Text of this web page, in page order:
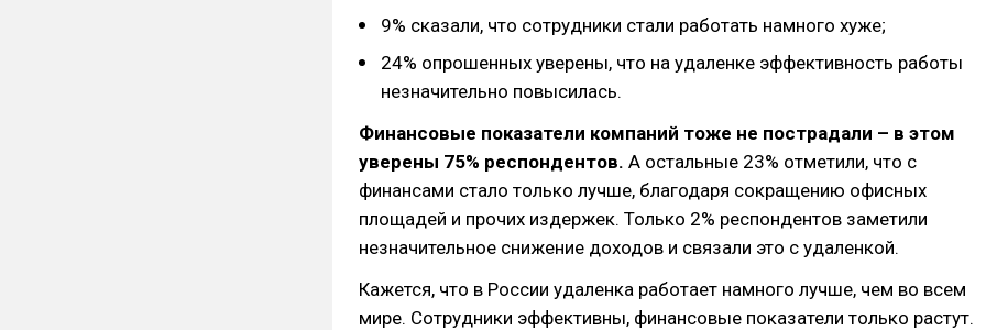
9% сказали, что сотрудники стали работать намного хуже;
24% опрошенных уверены, что на удаленке эффективность работы
незначительно повысилась.
Финансовые показатели компаний тоже не пострадали – в этом
уверены 75% респондентов. А остальные 23% отметили, что с
финансами стало только лучше, благодаря сокращению офисных
площадей и прочих издержек. Только 2% респондентов заметили
незначительное снижение доходов и связали это с удаленкой.
Кажется, что в России удаленка работает намного лучше, чем во всем
мире. Сотрудники эффективны, финансовые показатели только растут.